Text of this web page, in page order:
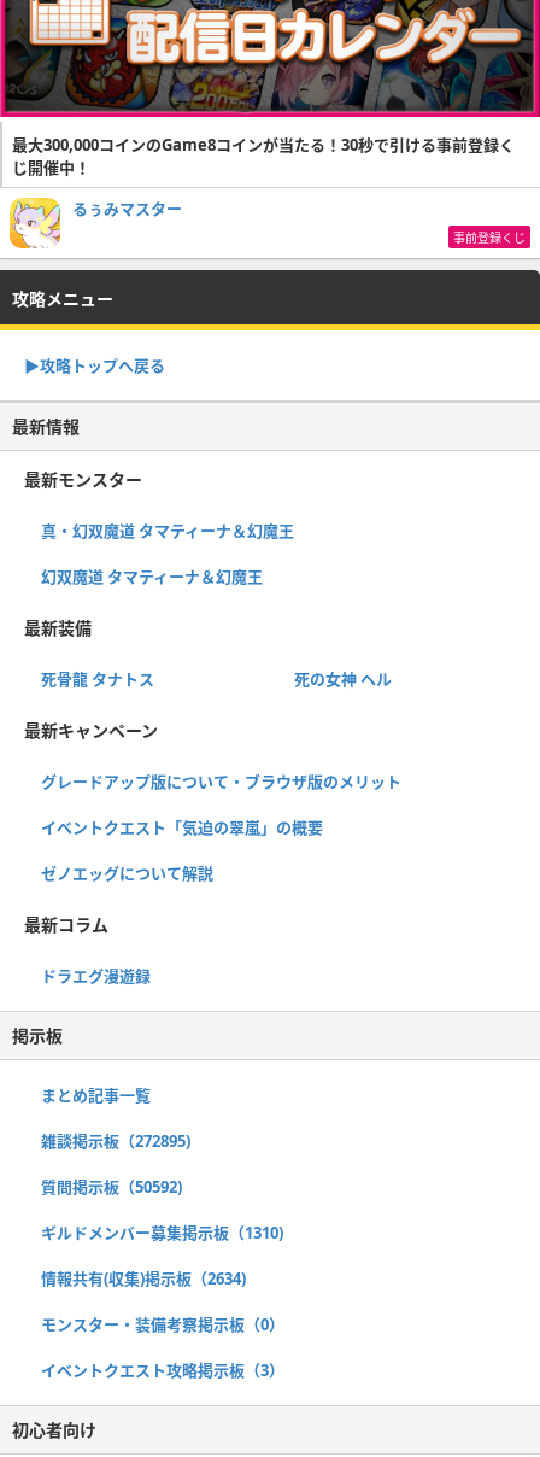
最大300,000コインのGame8コインが当たる！30秒で引ける事前登録く
じ開催中！
るぅみマスター
事前登録くじ
攻略メニュー
▶︎攻略トップへ戻る
最新情報
最新モンスター
真・幻双魔道 タマティーナ＆幻魔王
幻双魔道 タマティーナ＆幻魔王
最新装備
死骨龍 タナトス 死の女神 ヘル
最新キャンペーン
グレードアップ版について・ブラウザ版のメリット
イベントクエスト「気迫の翠嵐」の概要
ゼノエッグについて解説
最新コラム
ドラエグ漫遊録
掲示板
まとめ記事一覧
雑談掲示板（272895)
質問掲示板（50592)
ギルドメンバー募集掲示板（1310)
情報共有(収集)掲示板（2634)
モンスター・装備考察掲示板（0）
イベントクエスト攻略掲示板（3）
初心者向け